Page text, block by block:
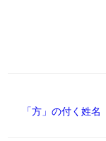
「方」の付く姓名